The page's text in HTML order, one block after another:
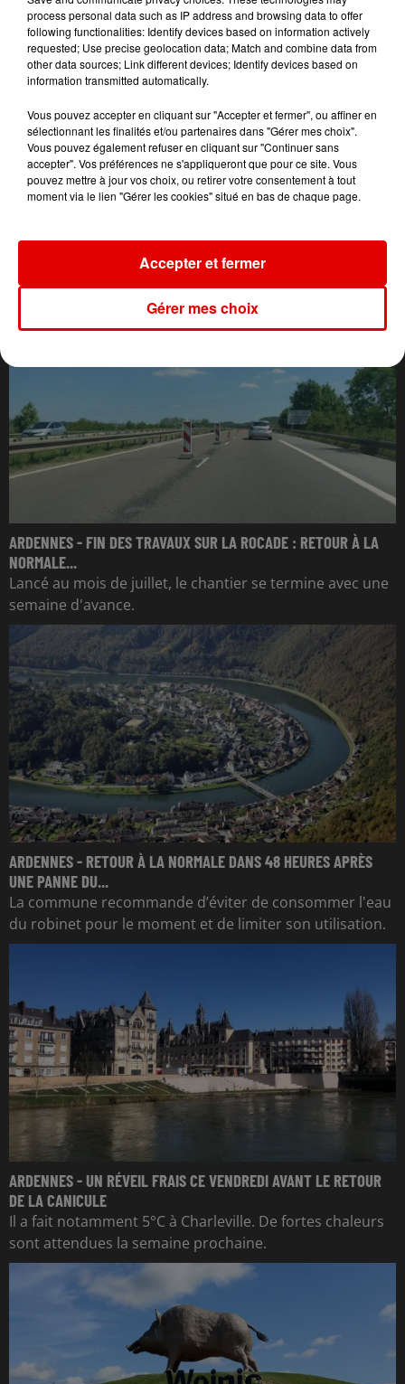
L'ACTU DES ARDENNES
ARDENNES - FIN DES TRAVAUX SUR LA ROCADE : RETOUR À LA
NORMALE...
Lancé au mois de juillet, le chantier se termine avec une
semaine d'avance.
ARDENNES - RETOUR À LA NORMALE DANS 48 HEURES APRÈS
UNE PANNE DU...
La commune recommande d’éviter de consommer l'eau
du robinet pour le moment et de limiter son utilisation.
ARDENNES - UN RÉVEIL FRAIS CE VENDREDI AVANT LE RETOUR
DE LA CANICULE
Il a fait notamment 5°C à Charleville. De fortes chaleurs
sont attendues la semaine prochaine.
process personal data such as IP address and browsing data to offer
following functionalities: Identify devices based on information actively
requested; Use precise geolocation data; Match and combine data from
other data sources; Link different devices; Identify devices based on
information transmitted automatically.
Vous pouvez accepter en cliquant sur "Accepter et fermer", ou affiner en
sélectionnant les finalités et/ou partenaires dans "Gérer mes choix".
Vous pouvez également refuser en cliquant sur "Continuer sans
accepter". Vos préférences ne s'appliqueront que pour ce site. Vous
pouvez mettre à jour vos choix, ou retirer votre consentement à tout
moment via le lien "Gérer les cookies" situé en bas de chaque page.
Gérer mes choix
Accepter et fermer